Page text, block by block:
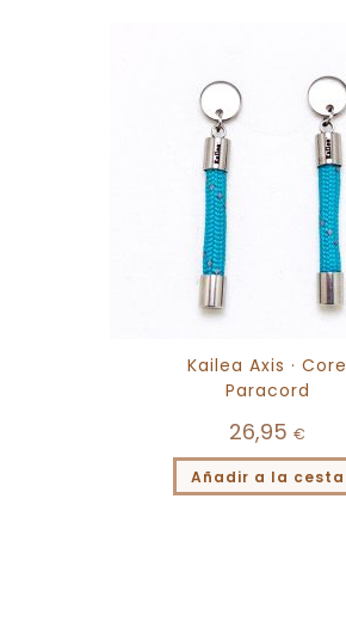
Kailea Axis · Core
Paracord
26,95 €
Añadir a la cesta